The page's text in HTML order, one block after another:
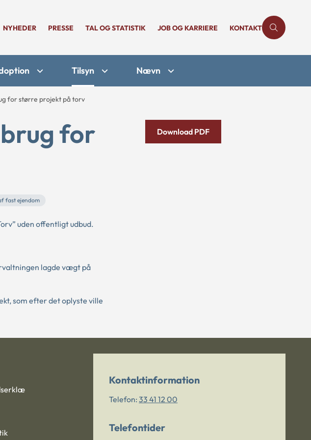
NYHEDER PRESSE TAL OG STATISTIK JOB OG KARRIERE KONTAKT
Tilsyn Nævn
for større projekt på torv
for
fast ejendom
uden offentligt udbud.
lagde vægt på
som efter det oplyste ville
Download PDF
Kontaktinformation
Telefon: 33 41 12 00
Telefontider